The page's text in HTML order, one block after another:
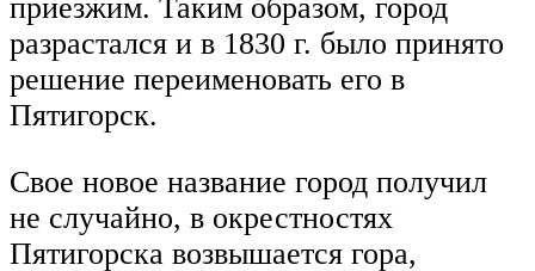
приезжим. Таким образом, город
разрастался и в 1830 г. было принято
решение переименовать его в
Пятигорск.
Свое новое название город получил
не случайно, в окрестностях
Пятигорска возвышается гора,